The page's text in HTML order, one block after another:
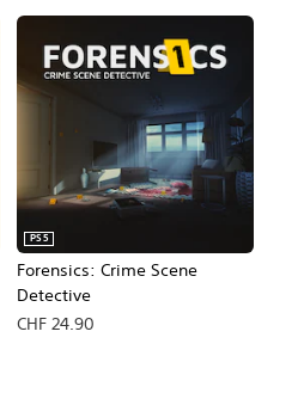
Forensics: Crime Scene
Detective
PS5
CHF 24.90